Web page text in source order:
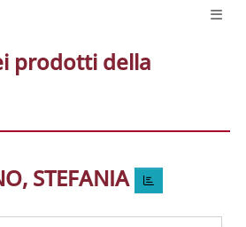
prodotti della
STEFANIA